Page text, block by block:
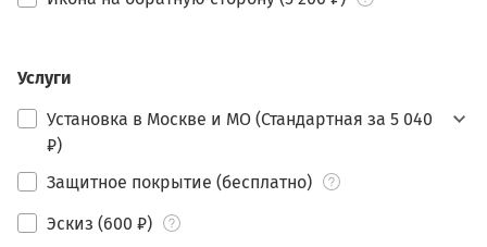
Услуги
Установка в Москве и МО (Стандартная за 5 040
₽)
Защитное покрытие (бесплатно)
Эскиз (600 ₽)